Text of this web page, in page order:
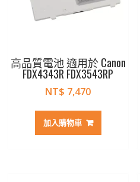
高品質電池 適用於 Canon
FDX4343R FDX3543RP
NT$ 7,470
加入購物車